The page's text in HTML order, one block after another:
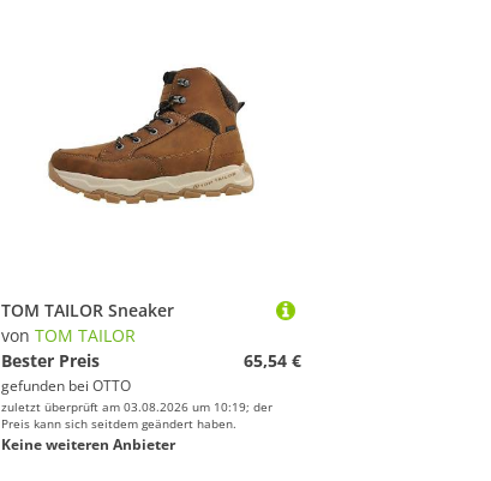
TOM TAILOR Sneaker
von TOM TAILOR
Bester Preis
65,54 €
gefunden bei OTTO
zuletzt überprüft am 03.08.2026 um 10:19; der
Preis kann sich seitdem geändert haben.
Keine weiteren Anbieter